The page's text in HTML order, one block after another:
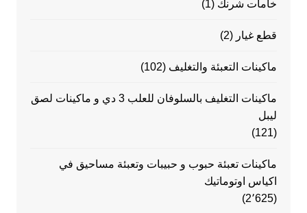
خامات شرنك (1)
قطع غيار (2)
ماكينات التعبئة والتغليف (102)
ماكينات التغليف بالسلوفان للعلب 3 دي و ماكينات لصق
ليبل
(121)
ماكينات تعبئة حبوب و حبيبات وتعبئة مساحيق في
اكياس اوتوماتيك
(2٬625)